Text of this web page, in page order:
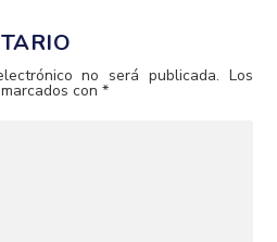
no será publicada. Los
con*